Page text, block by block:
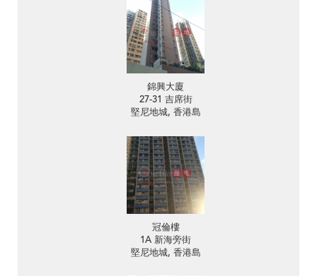
錦興大廈
27-31 吉席街
堅尼地城, 香港島
冠倫樓
1A 新海旁街
堅尼地城, 香港島